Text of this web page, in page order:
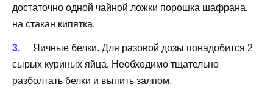
достаточно одной чайной ложки порошка шафрана,
на стакан кипятка.
Яичные белки. Для разовой дозы понадобится 2
сырых куриных яйца. Необходимо тщательно
разболтать белки и выпить залпом.